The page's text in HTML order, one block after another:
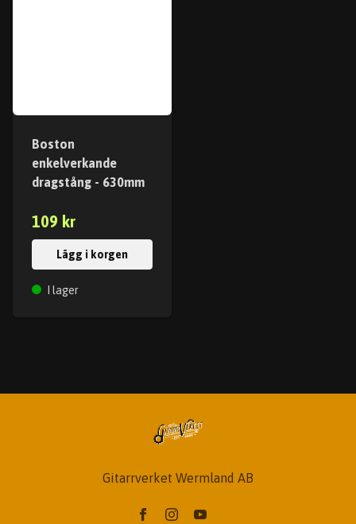
Boston
enkelverkande
dragstång - 630mm
109 kr
Lägg i korgen
I lager
Gitarrverket Wermland AB